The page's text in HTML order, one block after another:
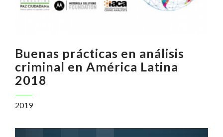
Buenas prácticas en análisis
criminal en América Latina
2018
2019